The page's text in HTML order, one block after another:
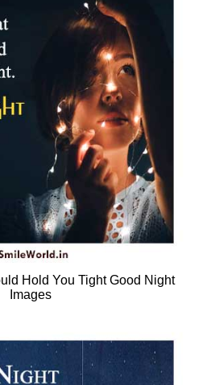
Hold You Tight Good Night
Images